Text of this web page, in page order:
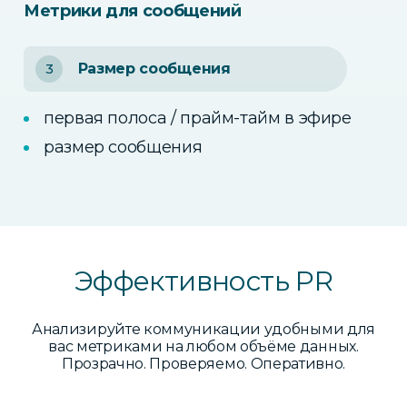
Метрики для сообщений
3 Размер сообщения
первая полоса / прайм-тайм в эфире
размер сообщения
Эффективность PR
Анализируйте коммуникации удобными для
вас метриками на любом объёме данных.
Прозрачно. Проверяемо. Оперативно.